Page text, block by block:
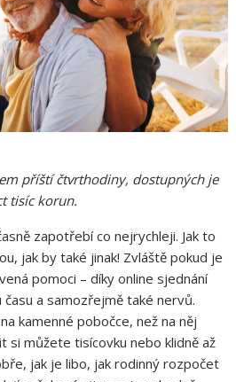
příští čtvrthodiny, dostupných je
tisíc korun.
zapotřebí co nejrychleji. Jak to
jak by také jinak! Zvláště pokud je
pomoci – díky online sjednání
a samozřejmě také nervů.
kamenné pobočce, než na něj
si můžete tisícovku nebo klidně až
jak je libo, jak rodinný rozpočet